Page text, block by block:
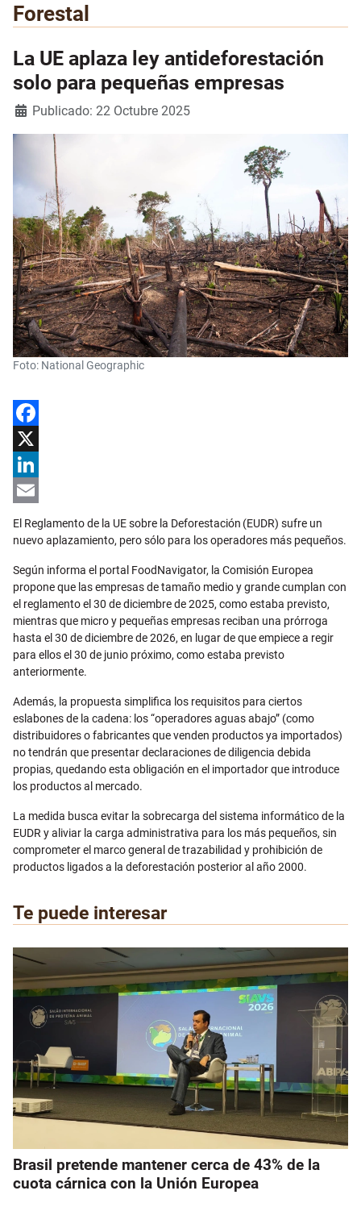
Forestal
La UE aplaza ley antideforestación
solo para pequeñas empresas
Detalles
Publicado: 22 Octubre 2025
Foto: National Geographic
Facebook
X
LinkedIn
Email
El Reglamento de la UE sobre la Deforestación (EUDR) sufre un
nuevo aplazamiento, pero sólo para los operadores más pequeños.
Según informa el portal FoodNavigator, la Comisión Europea
propone que las empresas de tamaño medio y grande cumplan con
el reglamento el 30 de diciembre de 2025, como estaba previsto,
mientras que micro y pequeñas empresas reciban una prórroga
hasta el 30 de diciembre de 2026, en lugar de que empiece a regir
para ellos el 30 de junio próximo, como estaba previsto
anteriormente.
Además, la propuesta simplifica los requisitos para ciertos
eslabones de la cadena: los “operadores aguas abajo” (como
distribuidores o fabricantes que venden productos ya importados)
no tendrán que presentar declaraciones de diligencia debida
propias, quedando esta obligación en el importador que introduce
los productos al mercado.
La medida busca evitar la sobrecarga del sistema informático de la
EUDR y aliviar la carga administrativa para los más pequeños, sin
comprometer el marco general de trazabilidad y prohibición de
productos ligados a la deforestación posterior al año 2000.
Te puede interesar
Brasil pretende mantener cerca de 43% de la
cuota cárnica con la Unión Europea